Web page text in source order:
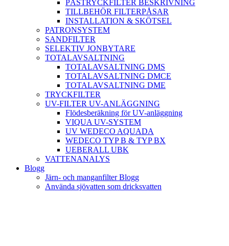
PÅSTRYCKFILTER BESKRIVNING
TILLBEHÖR FILTERPÅSAR
INSTALLATION & SKÖTSEL
PATRONSYSTEM
SANDFILTER
SELEKTIV JONBYTARE
TOTALAVSALTNING
TOTALAVSALTNING DMS
TOTALAVSALTNING DMCE
TOTALAVSALTNING DME
TRYCKFILTER
UV-FILTER UV-ANLÄGGNING
Flödesberäkning för UV-anläggning
VIQUA UV-SYSTEM
UV WEDECO AQUADA
WEDECO TYP B & TYP BX
UEBERALL UBK
VATTENANALYS
Blogg
Järn- och manganfilter Blogg
Använda sjövatten som dricksvatten